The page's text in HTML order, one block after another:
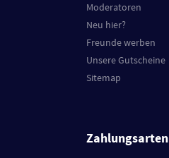
Moderatoren
Neu hier?
Freunde werben
Unsere Gutscheine
Sitemap
Zahlungsarten